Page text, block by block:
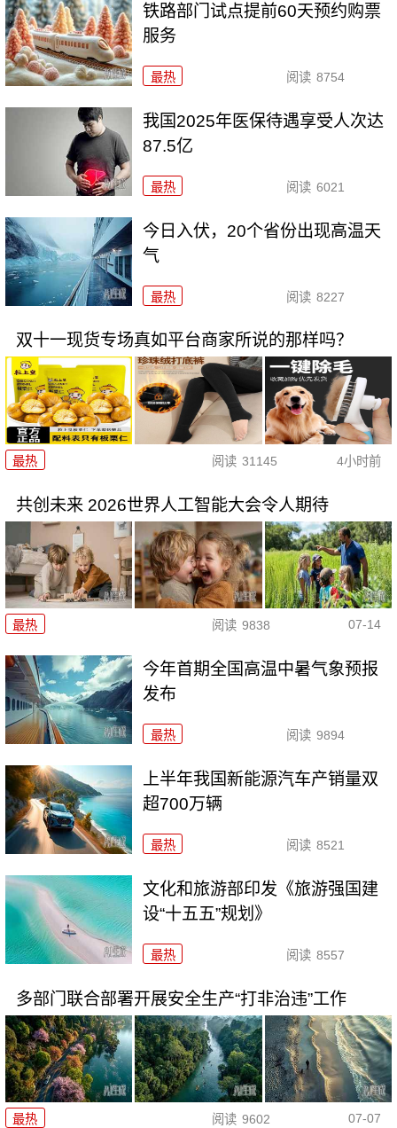
铁路部门试点提前60天预约购票
服务
最热 阅读 8754
我国2025年医保待遇享受人次达
87.5亿
最热 阅读 6021
今日入伏，20个省份出现高温天
气
最热 阅读 8227
双十一现货专场真如平台商家所说的那样吗？
最热 阅读 31145 4小时前
共创未来 2026世界人工智能大会令人期待
最热 阅读 9838 07-14
今年首期全国高温中暑气象预报
发布
最热 阅读 9894
上半年我国新能源汽车产销量双
超700万辆
最热 阅读 8521
文化和旅游部印发《旅游强国建
设“十五五”规划》
最热 阅读 8557
多部门联合部署开展安全生产“打非治违”工作
最热 阅读 9602 07-07